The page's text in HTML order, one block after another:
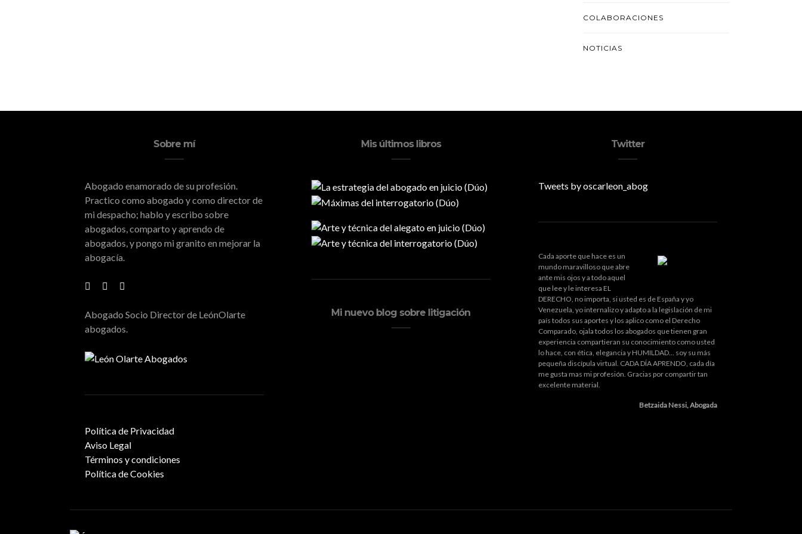
COLABORACIONES
NOTICIAS
Sobre mí
Abogado enamorado de su profesión.
Practico como abogado y como director de
mi despacho; hablo y escribo sobre
abogados, comparto y aprendo de
abogados, y pongo mi granito en mejorar la
abogacía.
Abogado Socio Director de LeónOlarte
abogados.
Política de Privacidad
Aviso Legal
Términos y condiciones
Política de Cookies
Mis últimos libros
Mi nuevo blog sobre litigación
Twitter
Tweets by oscarleon_abog
Cada aporte que hace es un
mundo maravilloso que abre
ante mis ojos y a todo aquel
que lee y le interesa EL
DERECHO, no importa, si usted es de España y yo
Venezuela, yo internalizo y adapto a la legislación de mi
país todos sus aportes y los aplico como el Derecho
Comparado, ojala todos los abogados que tienen gran
experiencia compartieran su conocimiento como usted
lo hace, con ética, elegancia y HUMILDAD... soy su más
pequeña discípula virtual. CADA DÍA APRENDO, cada día
me gusta mas mi profesión. Gracias por compartir tan
excelente material.
Betzaida Nessi, Abogada